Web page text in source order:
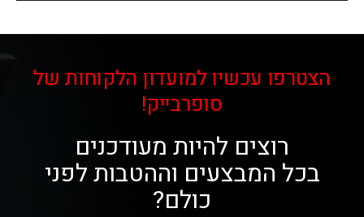
הצטרפו עכשיו למועדון הלקוחות של
סופרבייק!
רוצים להיות מעודכנים
בכל המבצעים וההטבות לפני
כולם?